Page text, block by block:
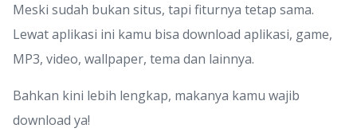
Meski sudah bukan situs, tapi fiturnya tetap sama.
Lewat aplikasi ini kamu bisa download aplikasi, game,
MP3, video, wallpaper, tema dan lainnya.
Bahkan kini lebih lengkap, makanya kamu wajib
download ya!